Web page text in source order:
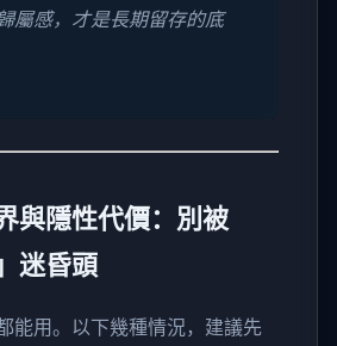
屬感，才是長期留存的底
與隱性代價：別被
迷昏頭
能用。以下幾種情況，建議先